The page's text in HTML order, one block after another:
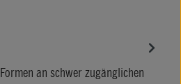
an schwer zugänglichen